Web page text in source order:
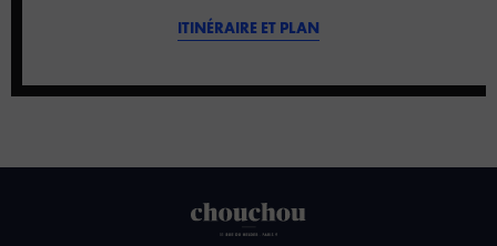
ITINÉRAIRE ET PLAN